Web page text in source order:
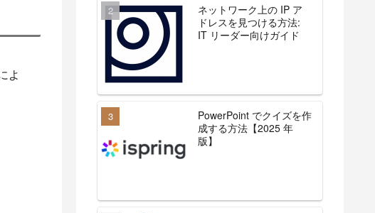
よ
ネットワーク上の IP ア
ドレスを見つける方法:
IT リーダー向けガイド
PowerPoint でクイズを作
成する方法【2025 年
版】